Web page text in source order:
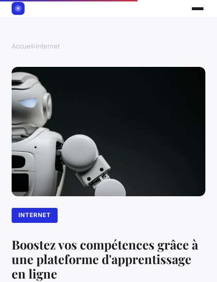
Accueil›Internet
INTERNET
Boostez vos compétences grâce à
une plateforme d'apprentissage
en ligne